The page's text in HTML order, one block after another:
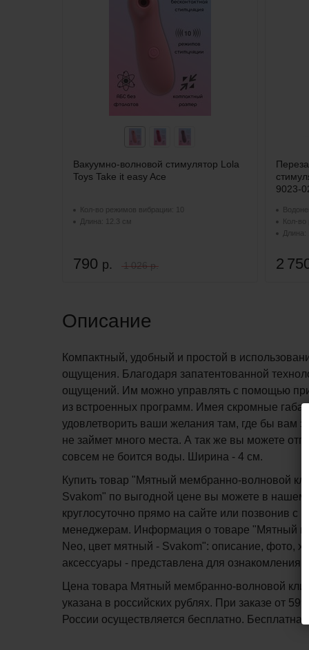
Вакуумно-волновой стимулятор Lola
Toys Take it easy Ace
Кол-во режимов вибрации: 10
Длина: 12.3 см
790 р. 1 026 р.
9023-
Кол-во
Длина:
2
Описание
Компактный, удобный и простой в
ощущения. Благодаря запатентованной
ощущений. Им можно управлять с помощью
из встроенных программ. Имея скромные
удовлетворить ваши желания там, где бы вам
не займет много места. А так же вы можете
совсем не боится воды. Ширина - 4 см.
Купить товар "Мятный мембранно-волновой
Svakom" по выгодной цене вы можете в нашем
круглосуточно прямо на сайте или позвонив
менеджерам. Информация о товаре "Мятный
Neo, цвет мятный - Svakom": описание, фото,
аксессуары - представлена для ознакомления.
Цена товара Мятный мембранно-волновой
указана в российских рублях. При заказе от
России осуществляется бесплатно.